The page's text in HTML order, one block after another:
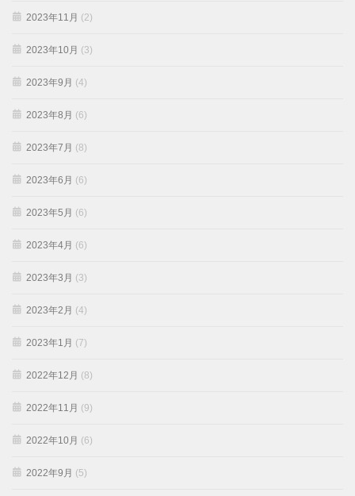
2023年11月 (2)
2023年10月 (3)
2023年9月 (4)
2023年8月 (6)
2023年7月 (8)
2023年6月 (6)
2023年5月 (6)
2023年4月 (6)
2023年3月 (3)
2023年2月 (4)
2023年1月 (7)
2022年12月 (8)
2022年11月 (9)
2022年10月 (6)
2022年9月 (5)